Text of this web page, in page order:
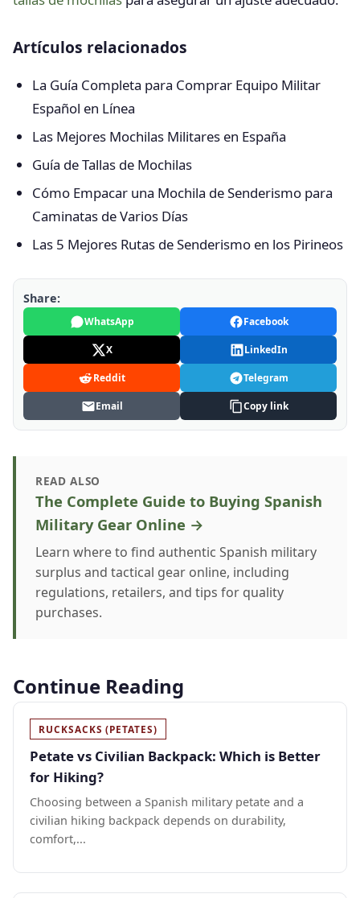
Artículos relacionados
La Guía Completa para Comprar Equipo Militar
Español en Línea
Las Mejores Mochilas Militares en España
Guía de Tallas de Mochilas
Cómo Empacar una Mochila de Senderismo para
Caminatas de Varios Días
Las 5 Mejores Rutas de Senderismo en los Pirineos
Share:
WhatsApp Facebook
X LinkedIn
Reddit Telegram
Email Copy link
READ ALSO
The Complete Guide to Buying Spanish
Military Gear Online →
Learn where to find authentic Spanish military
surplus and tactical gear online, including
regulations, retailers, and tips for quality
purchases.
Continue Reading
RUCKSACKS (PETATES)
Petate vs Civilian Backpack: Which is Better
for Hiking?
Choosing between a Spanish military petate and a
civilian hiking backpack depends on durability,
comfort,...